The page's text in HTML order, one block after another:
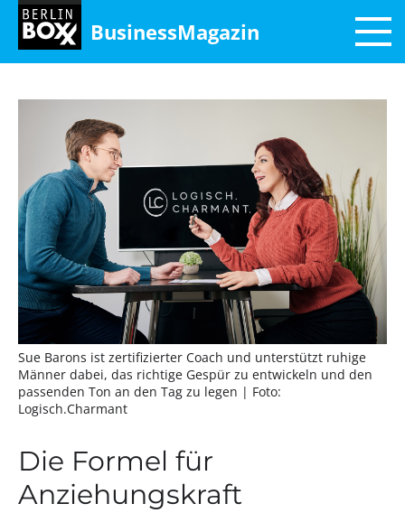
BusinessMagazin
Sue Barons ist zertifizierter Coach und unterstützt ruhige
Männer dabei, das richtige Gespür zu entwickeln und den
passenden Ton an den Tag zu legen | Foto:
Logisch.Charmant
Die Formel für
Anziehungskraft